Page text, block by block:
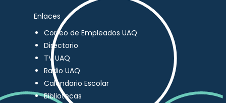
Enlaces
Correo de Empleados UAQ
Directorio
TV UAQ
Radio UAQ
Calendario Escolar
Bibliotecas